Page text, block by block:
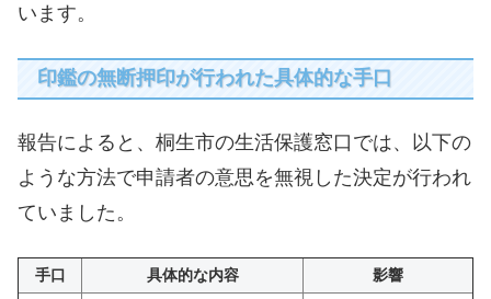
います。
印鑑の無断押印が行われた具体的な手口
報告によると、桐生市の生活保護窓口では、以下の
ような方法で申請者の意思を無視した決定が行われ
ていました。
手口 具体的な内容
影響